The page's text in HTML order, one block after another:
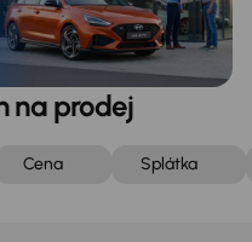
na prodej
Cena
Splátka